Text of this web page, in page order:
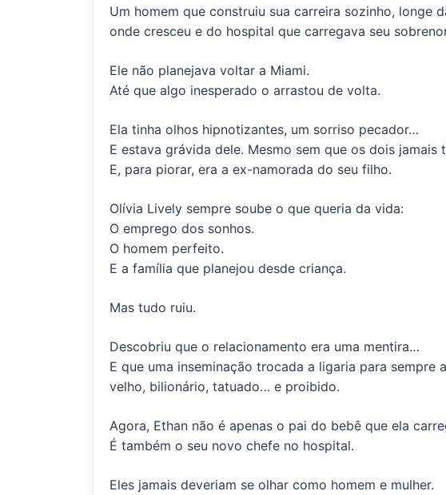
Um homem que construiu sua carreira sozinho, longe
onde cresceu e do hospital que carregava seu
Ele não planejava voltar a Miami.
Até que algo inesperado o arrastou de volta.
Ela tinha olhos hipnotizantes, um sorriso pecador…
E estava grávida dele. Mesmo sem que os dois jamais
E, para piorar, era a ex-namorada do seu filho.
Olívia Lively sempre soube o que queria da vida:
O emprego dos sonhos.
O homem perfeito.
E a família que planejou desde criança.
Mas tudo ruiu.
Descobriu que o relacionamento era uma mentira…
E que uma inseminação trocada a ligaria para sempre
velho, bilionário, tatuado… e proibido.
Agora, Ethan não é apenas o pai do bebê que ela
É também o seu novo chefe no hospital.
Eles jamais deveriam se olhar como homem e mulher.